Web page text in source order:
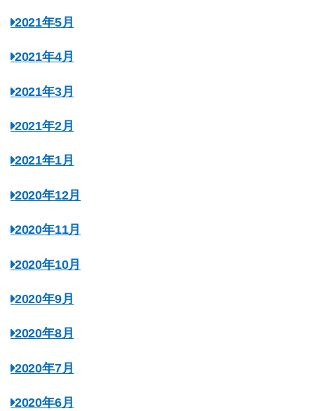
2021年5月
2021年4月
2021年3月
2021年2月
2021年1月
2020年12月
2020年11月
2020年10月
2020年9月
2020年8月
2020年7月
2020年6月